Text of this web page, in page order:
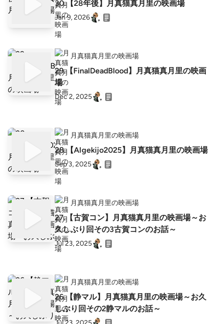
30.【28年後】月真猫真月里の映画場
Jan 9, 2026
月真猫真月里の映画場
29.【FinalDeadBlood】月真猫真月里の映画
場
Dec 2, 2025
月真猫真月里の映画場
28.【AIgekijo2025】月真猫真月里の映画場
Sep 3, 2025
月真猫真月里の映画場
27.【古賀コン】月真猫真月里の映画場～お
久しぶり回その3古賀コンのお話～
Jul 23, 2025
月真猫真月里の映画場
26.【静マル】月真猫真月里の映画場～お久
しぶり回その2静マルのお話～